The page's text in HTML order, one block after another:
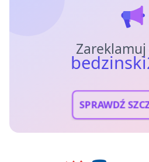
Zareklamuj
SPRAWDŹ